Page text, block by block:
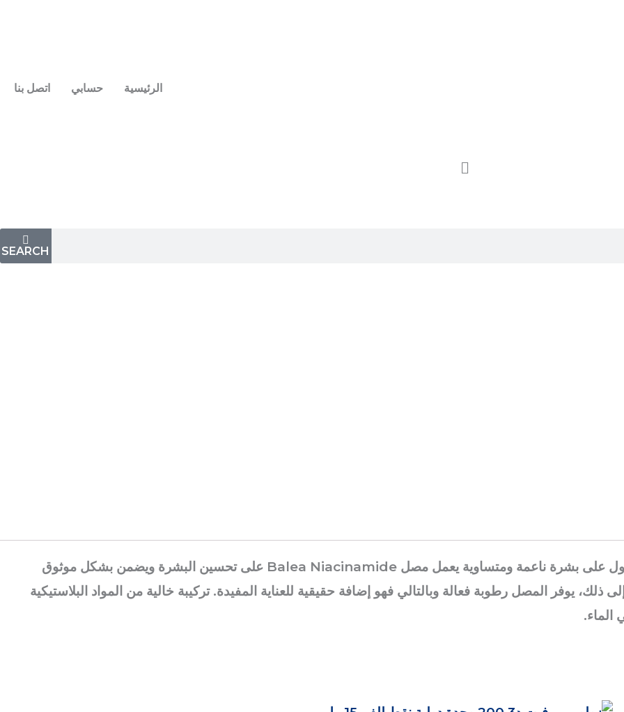
الرئيسية
حسابي اتصل بنا
SEARCH
يرطب ينقي نسيج البشرة ينقي المسام المتضخمة للحصول على بشرة ناعمة ومتساوية يعمل مصل Balea Niacinamide على تحسين البشرة ويضمن بشكل موثوق
يوفر المصل رطوبة فعالة وبالتالي فهو إضافة حقيقية للعناية المفيدة. تركيبة خالية من المواد البلاستيكية
الماء.